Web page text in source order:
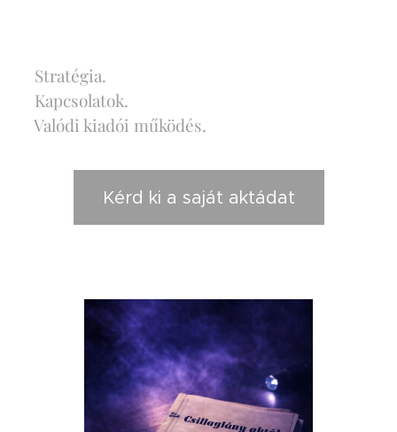
✨ Stratégia.
✨ Kapcsolatok.
✨ Valódi kiadói működés.
Kérd ki a saját aktádat